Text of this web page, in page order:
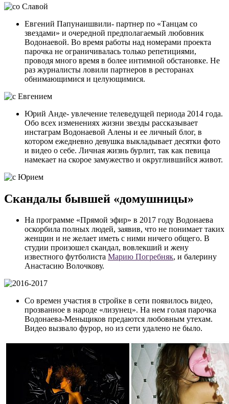
Евгений Папунаишвили- партнер по «Танцам со
звездами» и очередной предполагаемый любовник
Водонаевой. Во время работы над номерами проекта
парочка не ограничивалась только репетициями,
проводя много время в более интимной обстановке. Не
раз журналисты ловили партнеров в ресторанах
обнимающимися и целующимися.
Юрий Анде- увлечение телеведущей периода 2014 года.
Обо всех изменениях жизни звезды рассказывает
инстаграм Водонаевой Алены и ее личный блог, в
котором ежедневно девушка выкладывает десятки фото
и видео о себе. Личная жизнь бурлит, так как певица
намекает на скорое замужество и округлившийся живот.
Скандалы бывшей «домушницы»
На программе «Прямой эфир» в 2017 году Водонаева
оскорбила полных людей, заявив, что не понимает таких
женщин и не желает иметь с ними ничего общего. В
студии произошел скандал, вовлекший и жену
известного футболиста Марию Погребняк, и балерину
Анастасию Волочкову.
Со времен участия в стройке в сети появилось видео,
прозванное в народе «лизунец». На нем голая парочка
Водонаева-Меньщиков предаются любовным утехам.
Видео вызвало фурор, но из сети удалено не было.